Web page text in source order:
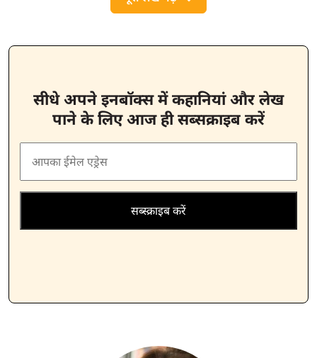
सीधे अपने इनबॉक्स में कहानियां और लेख
पाने के लिए आज ही सब्सक्राइब करें
सब्स्क्राइब करें